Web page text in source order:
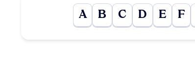
A B C D E F